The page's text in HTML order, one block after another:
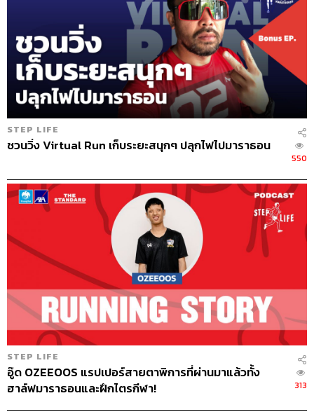
ABOUT THE HOST
THE STANDARD PODCAST
ทีมงาน THE STANDARD PODCAST
STEP LIFE
ชวนวิ่ง Virtual Run เก็บระยะสนุกๆ ปลุกไฟไปมาราธอน
550
STEP LIFE
อู๊ด OZEEOOS แรปเปอร์สายตาพิการที่ผ่านมาแล้วทั้ง
ฮาล์ฟมาราธอนและฝึกไตรกีฬา!
313